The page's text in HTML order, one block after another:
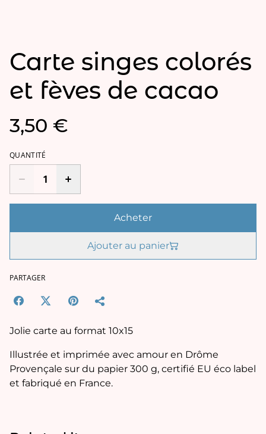
Carte singes colorés
et fèves de cacao
3,50 €
QUANTITÉ
Acheter
Ajouter au panier
PARTAGER
Jolie carte au format 10x15
Illustrée et imprimée avec amour en Drôme
Provençale sur du papier 300 g, certifié EU éco label
et fabriqué en France.